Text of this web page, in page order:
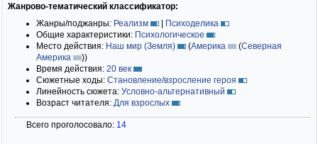
Жанрово-тематический классификатор:
Жанры/поджанры: Реализм | Психоделика
Общие характеристики: Психологическое
Место действия: Наш мир (Земля) (Америка (Северная
Америка
))
Время действия: 20 век
Сюжетные ходы: Становление/взросление героя
Линейность сюжета: Условно-альтернативный
Возраст читателя: Для взрослых
Всего проголосовало: 14